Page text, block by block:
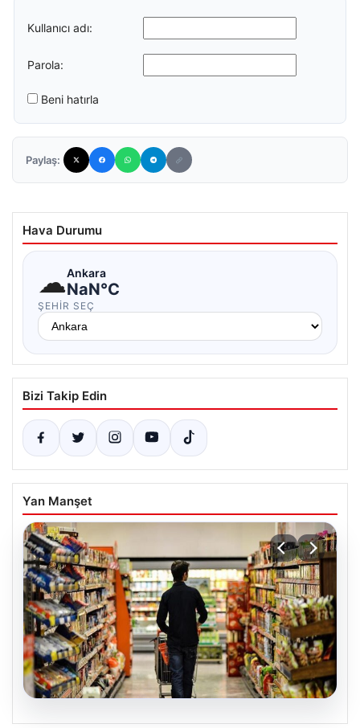
Kullanıcı adı:
Parola:
Beni hatırla
Paylaş:
Hava Durumu
☁Ankara
NaN°C
ŞEHIR SEÇ
Bizi Takip Edin
Yan Manşet
05.08.2026